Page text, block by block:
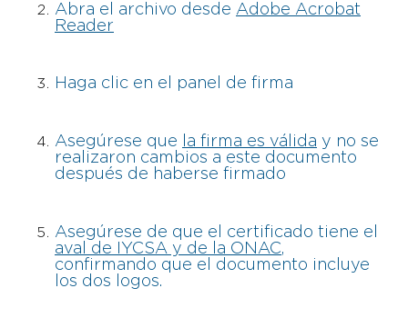
Abra el archivo desde Adobe Acrobat
Reader
Haga clic en el panel de firma
Asegúrese que la firma es válida y no se
realizaron cambios a este documento
después de haberse firmado
Asegúrese de que el certificado tiene el
aval de IYCSA y de la ONAC,
confirmando que el documento incluye
los dos logos.